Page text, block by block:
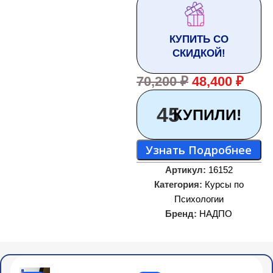
КУПИТЬ СО
СКИДКОЙ!
70,200₽ 48,400 ₽
45КУПИЛИ!
Узнать Подробнее
Артикул: 16152
Категория: Курсы по
Психологии
Бренд: НАДПО